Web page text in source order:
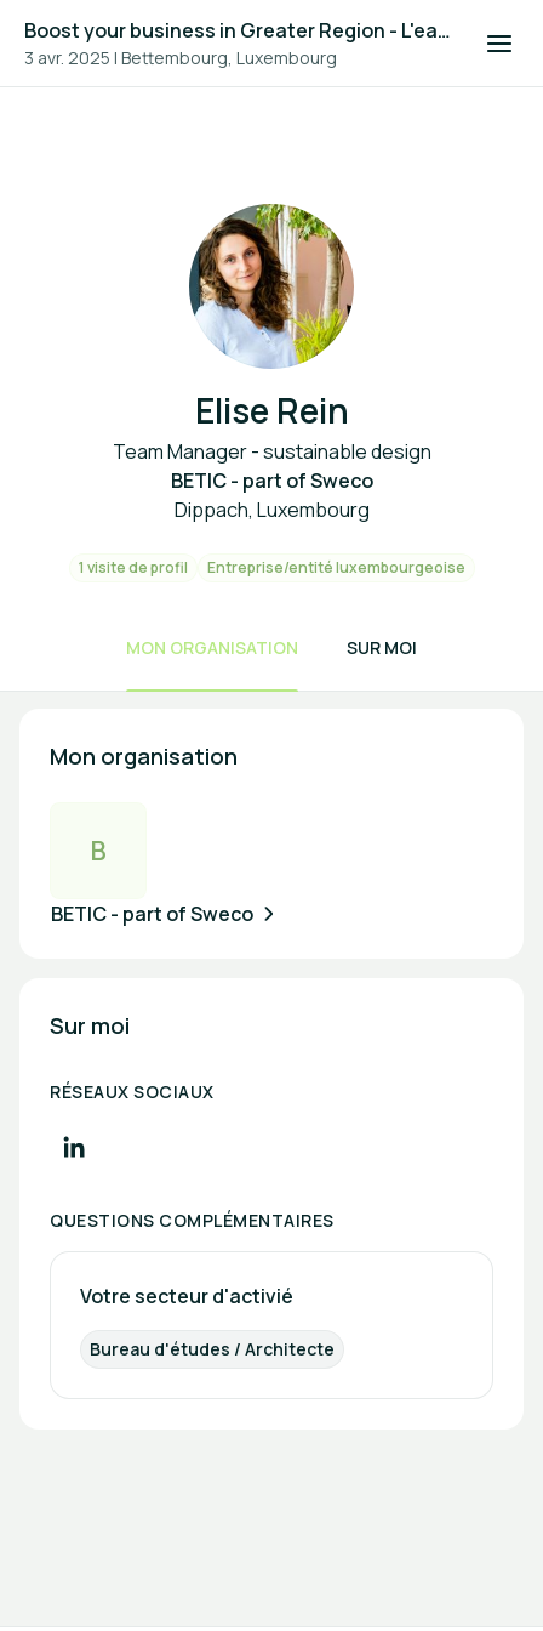
Boost your business in Greater Region - L'eau dans la construction en Grande Région 2025
3 avr. 2025 | Bettembourg, Luxembourg
Elise Rein
Team Manager - sustainable design
BETIC - part of Sweco
Dippach, Luxembourg
1 visite de profil Entreprise/entité luxembourgeoise
MON ORGANISATION SUR MOI
Mon organisation
B
BETIC - part of Sweco
Sur moi
RÉSEAUX SOCIAUX
QUESTIONS COMPLÉMENTAIRES
Votre secteur d'activié
Bureau d'études / Architecte